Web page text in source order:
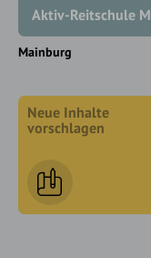
Aktiv-Reitschule
Mainburg
Neue Inhalte
vorschlagen